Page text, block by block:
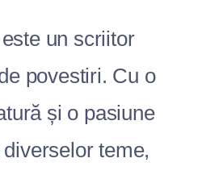
un scriitor
povestiri. Cu o
și o pasiune
teme,